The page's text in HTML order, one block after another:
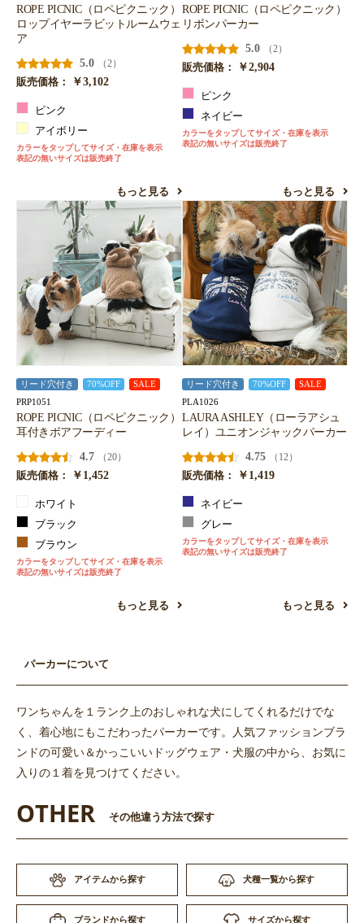
ROPE PICNIC（ロペピクニック）
ロップイヤーラビットルームウェ
ア
5.0
（2）
販売価格：
￥3,102
ピンク
アイボリー
カラーをタップしてサイズ・在庫を表示
表記の無いサイズは販売終了
もっと見る
ROPE PICNIC（ロペピクニック）
リボンパーカー
5.0
（2）
販売価格：
￥2,904
ピンク
ネイビー
カラーをタップしてサイズ・在庫を表示
表記の無いサイズは販売終了
もっと見る
リード穴付き 70%OFF SALE
PRP1051
ROPE PICNIC（ロペピクニック）
耳付きボアフーディー
4.7
（20）
販売価格：
￥1,452
ホワイト
ブラック
ブラウン
カラーをタップしてサイズ・在庫を表示
表記の無いサイズは販売終了
もっと見る
リード穴付き 70%OFF SALE
PLA1026
LAURA ASHLEY（ローラアシュ
レイ）ユニオンジャックパーカー
4.75
（12）
販売価格：
￥1,419
ネイビー
グレー
カラーをタップしてサイズ・在庫を表示
表記の無いサイズは販売終了
もっと見る
パーカーについて
ワンちゃんを１ランク上のおしゃれな犬にしてくれるだけでな
く、着心地にもこだわったパーカーです。人気ファッションブラ
ンドの可愛い＆かっこいいドッグウェア・犬服の中から、お気に
入りの１着を見つけてください。
OTHER その他違う方法で探す
アイテムから探す 犬種一覧から探す
ブランドから探す サイズから探す